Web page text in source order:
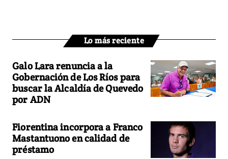
Lo más reciente
Galo Lara renuncia a la
Gobernación de Los Ríos para
buscar la Alcaldía de Quevedo
por ADN
Fiorentina incorpora a Franco
Mastantuono en calidad de
préstamo